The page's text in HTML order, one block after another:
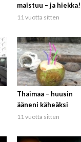
maistuu – ja hiekka!
11 vuotta sitten
Thaimaa – huusin
ääneni käheäksi
11 vuotta sitten